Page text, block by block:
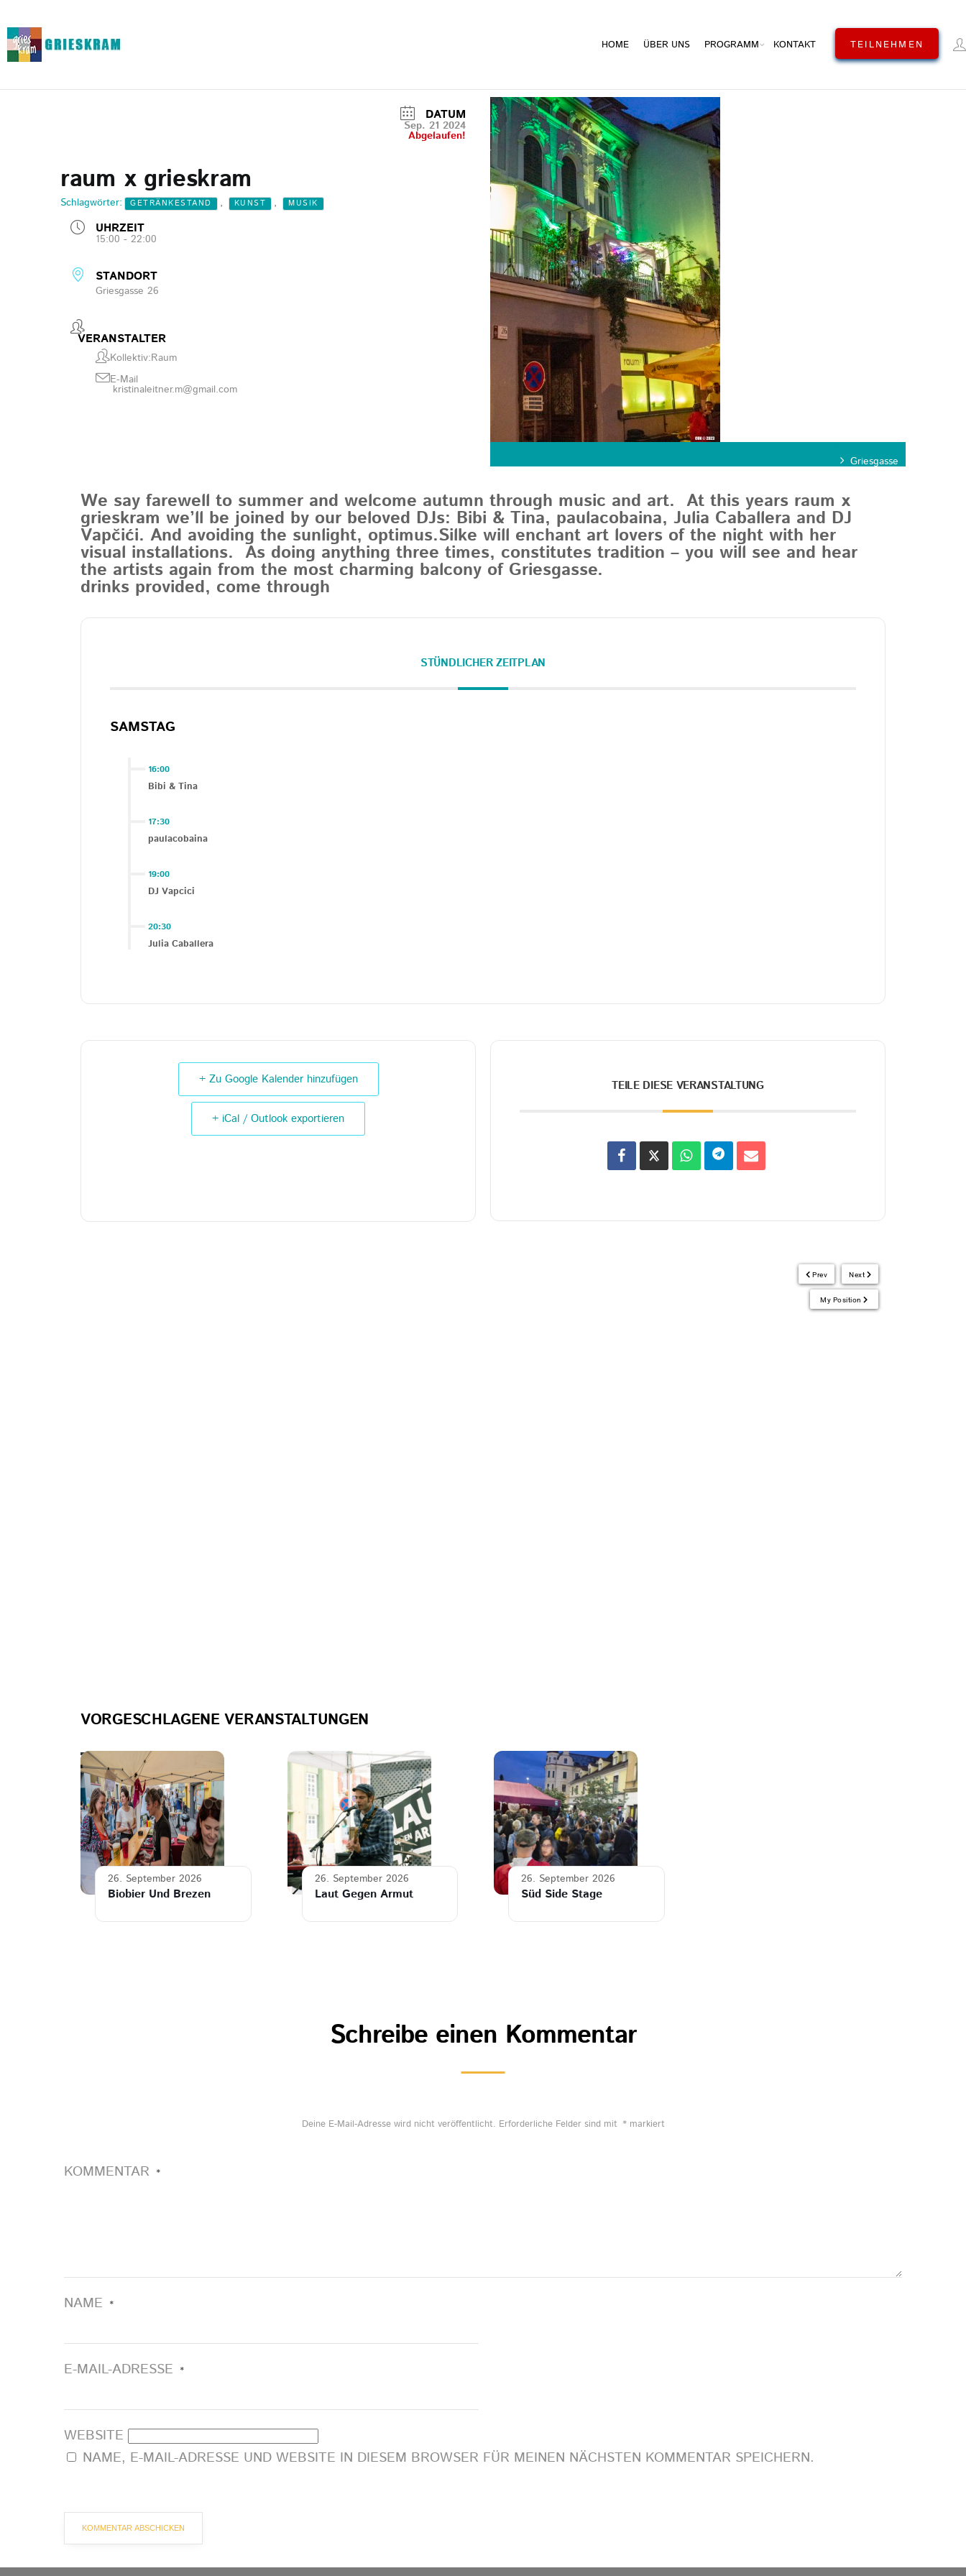
HOME ÜBER UNS PROGRAMM KONTAKT TEILNEHMEN
DATUM
Sep. 21 2024
Abgelaufen!
raum x grieskram
Schlagwörter: GETRÄNKESTAND , KUNST , MUSIK
UHRZEIT
15:00 - 22:00
STANDORT
Griesgasse 26
VERANSTALTER
Kollektiv:Raum
E-Mail
kristinaleitner.m@gmail.com
Griesgasse
We say farewell to summer and welcome autumn through music and art. At this years raum x
grieskram we’ll be joined by our beloved DJs: Bibi & Tina, paulacobaina, Julia Caballera and DJ
Vapčići. And avoiding the sunlight, optimus.Silke will enchant art lovers of the night with her
visual installations. As doing anything three times, constitutes tradition – you will see and hear
the artists again from the most charming balcony of Griesgasse.
drinks provided, come through
STÜNDLICHER ZEITPLAN
SAMSTAG
16:00
Bibi & Tina
17:30
paulacobaina
19:00
DJ Vapcici
20:30
Julia Caballera
+ Zu Google Kalender hinzufügen
+ iCal / Outlook exportieren
TEILE DIESE VERANSTALTUNG
Next
Prev
My Position
VORGESCHLAGENE VERANSTALTUNGEN
26. September 2026
Biobier Und Brezen
26. September 2026
Laut Gegen Armut
26. September 2026
Süd Side Stage
Schreibe einen Kommentar
Deine E-Mail-Adresse wird nicht veröffentlicht. Erforderliche Felder sind mit *markiert
KOMMENTAR *
NAME *
E-MAIL-ADRESSE *
WEBSITE
NAME, E-MAIL-ADRESSE UND WEBSITE IN DIESEM BROWSER FÜR MEINEN NÄCHSTEN KOMMENTAR SPEICHERN.